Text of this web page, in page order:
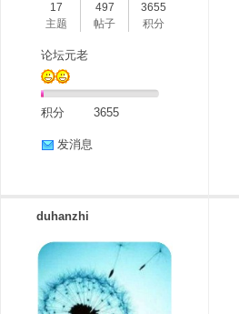
17
主题
497
帖子
3655
积分
论坛元老
积分 3655
发消息
duhanzhi